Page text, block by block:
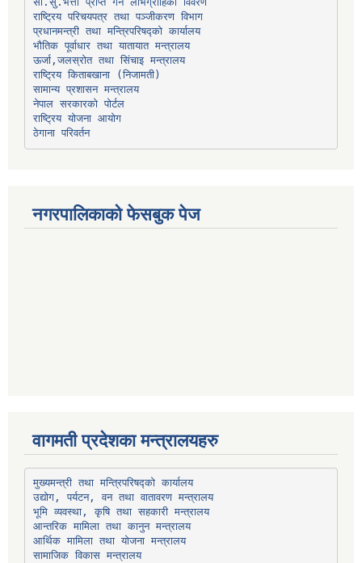
राष्ट्रिय परिचयपत्र तथा पञ्‍जीकरण विभाग
प्रधानमन्त्री तथा मन्त्रिपरिषद्को कार्यालय
भौतिक पूर्वाधार तथा यातायात मन्त्रालय
ऊर्जा,जलस्रोत तथा सिंचाइ मन्त्रालय
सामान्य प्रशासन मन्त्रालय
नेपाल सरकारको पोर्टल
राष्ट्रिय योजना आयोग
ठेगाना परिवर्तन
नगरपालिकाको फेसबुक पेज
वागमती प्रदेशका मन्त्रालयहरु
मुख्यमन्त्री तथा मन्त्रिपरिषद्को कार्यालय
उद्योग, पर्यटन, वन तथा वातावरण मन्त्रालय
भूमि व्यवस्था, कृषि तथा सहकारी मन्त्रालय
आन्तरिक मामिला तथा कानुन मन्त्रालय
आर्थिक मामिला तथा योजना मन्त्रालय
सामाजिक विकास मन्त्रालय